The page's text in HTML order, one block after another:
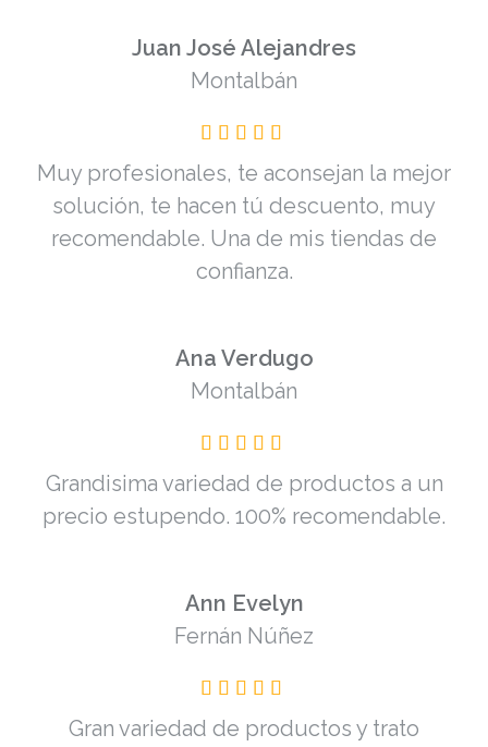
Juan José Alejandres
Montalbán
Muy profesionales, te aconsejan la mejor
solución, te hacen tú descuento, muy
recomendable. Una de mis tiendas de
confianza.
Ana Verdugo
Montalbán
Grandisima variedad de productos a un
precio estupendo. 100% recomendable.
Ann Evelyn
Fernán Núñez
Gran variedad de productos y trato